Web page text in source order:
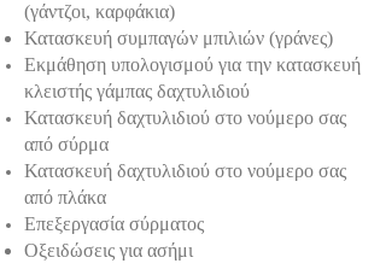
(γάντζοι, καρφάκια)
Κατασκευή συμπαγών μπιλιών (γράνες)
Εκμάθηση υπολογισμού για την κατασκευή
κλειστής γάμπας δαχτυλιδιού
Κατασκευή δαχτυλιδιού στο νούμερο σας
από σύρμα
Κατασκευή δαχτυλιδιού στο νούμερο σας
από πλάκα
Επεξεργασία σύρματος
Οξειδώσεις για ασήμι